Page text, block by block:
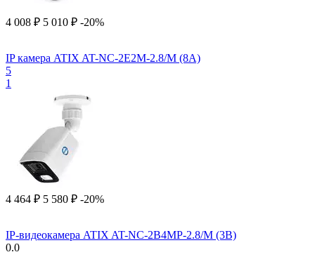
4 008 ₽ 5 010 ₽ -20%
IP камера ATIX AT-NC-2E2M-2.8/M (8A)
5
1
4 464 ₽ 5 580 ₽ -20%
IP-видеокамера ATIX AT-NC-2B4MP-2.8/M (3B)
0.0